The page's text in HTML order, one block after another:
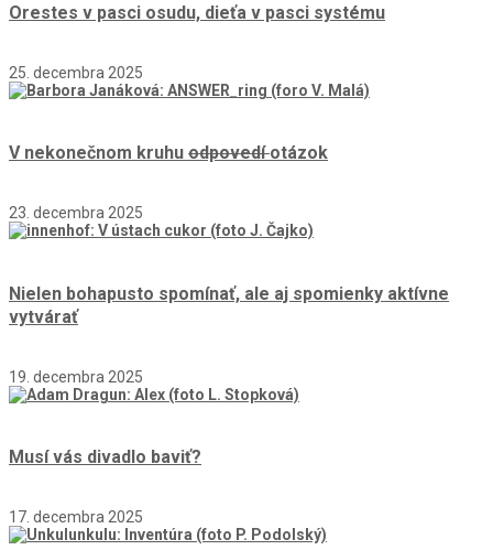
Orestes v pasci osudu, dieťa v pasci systému
25. decembra 2025
V nekonečnom kruhu odpovedíotázok
23. decembra 2025
Nielen bohapusto spomínať, ale aj spomienky aktívne
vytvárať
19. decembra 2025
Musí vás divadlo baviť?
17. decembra 2025